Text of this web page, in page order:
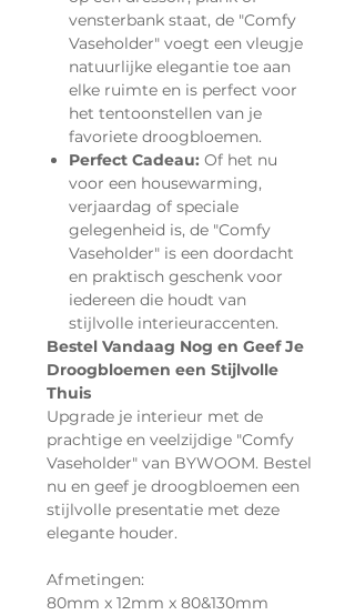
vensterbank staat, de "Comfy
Vaseholder" voegt een vleugje
natuurlijke elegantie toe aan
elke ruimte en is perfect voor
het tentoonstellen van je
favoriete droogbloemen.
Perfect Cadeau: Of het nu
voor een housewarming,
verjaardag of speciale
gelegenheid is, de "Comfy
Vaseholder" is een doordacht
en praktisch geschenk voor
iedereen die houdt van
stijlvolle interieuraccenten.
Bestel Vandaag Nog en Geef Je
Droogbloemen een Stijlvolle
Thuis
Upgrade je interieur met de
prachtige en veelzijdige "Comfy
Vaseholder" van BYWOOM. Bestel
nu en geef je droogbloemen een
stijlvolle presentatie met deze
elegante houder.
Afmetingen:
80mm x 12mm x 80&130mm